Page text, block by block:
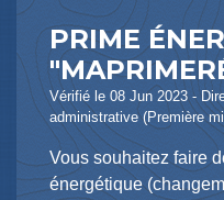
PRIME
Vérifié le 08 Jun 2023 -
administrative (Première
Vous souhaitez faire
énergétique